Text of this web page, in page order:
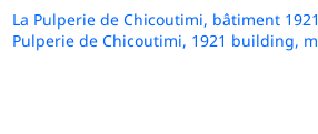
La Pulperie de Chicoutimi, bâtiment
Pulperie de Chicoutimi, 1921 building,